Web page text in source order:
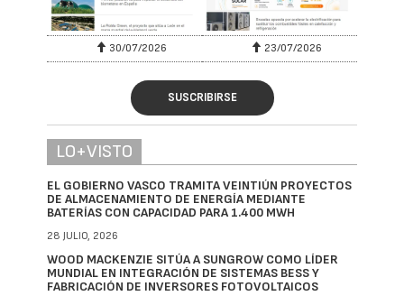
30/07/2026 23/07/2026
SUSCRIBIRSE
LO+VISTO
EL GOBIERNO VASCO TRAMITA VEINTIÚN PROYECTOS
DE ALMACENAMIENTO DE ENERGÍA MEDIANTE
BATERÍAS CON CAPACIDAD PARA 1.400 MWH
28 JULIO, 2026
WOOD MACKENZIE SITÚA A SUNGROW COMO LÍDER
MUNDIAL EN INTEGRACIÓN DE SISTEMAS BESS Y
FABRICACIÓN DE INVERSORES FOTOVOLTAICOS